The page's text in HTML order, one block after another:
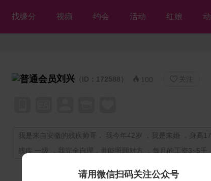
找缘分 视频 约会 活动 红娘
刘兴 （ID：172588）  100  关注
我是来自安徽的残疾帅哥， 我今年42岁 ，我是未婚 ，身高
残疾 一级 ，我完全自理，并能照顾对方 ，每月的工资3~5千
请用微信扫码关注公众号